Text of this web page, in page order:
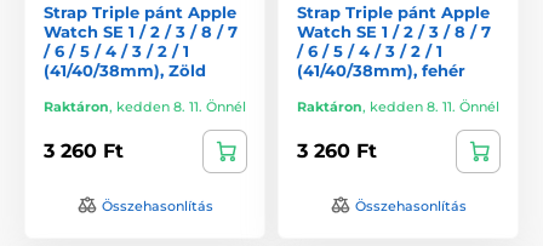
Strap Triple pánt Apple
Watch SE 1 / 2 / 3 / 8 / 7
/ 6 / 5 / 4 / 3 / 2 / 1
(41/40/38mm), Zöld
Raktáron, kedden 8. 11. Önnél
3 260 Ft
Összehasonlítás
Strap Triple pánt Apple
Watch SE 1 / 2 / 3 / 8 / 7
/ 6 / 5 / 4 / 3 / 2 / 1
(41/40/38mm), fehér
Raktáron, kedden 8. 11. Önnél
3 260 Ft
Összehasonlítás